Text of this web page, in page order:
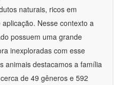
naturais, ricos em
Nesse contexto a
possuem uma grande
inexploradas com esse
animais destacamos a família
de 49 gêneros e 592